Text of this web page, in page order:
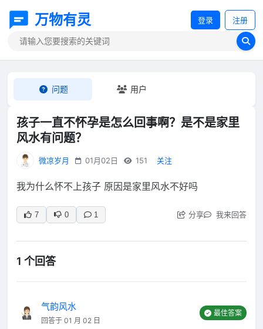
万物有灵 登录 注册
问题 用户
孩子一直不怀孕是怎么回事啊？是不是家里
风水有问题？
微凉岁月 01月02日 151 关注
我为什么怀不上孩子 原因是家里风水不好吗
7 0 1 分享 我来回答
1 个回答
气韵风水
回答于 01 月 02 日
最佳答案